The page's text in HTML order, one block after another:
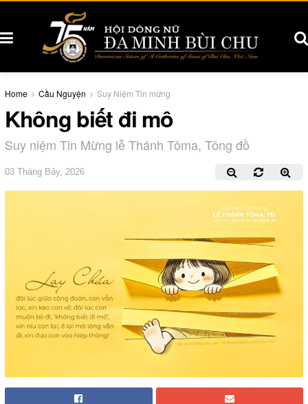
Home Cầu Nguyện Suy Niệm Tin mừng
Không biết đi mô
Suy niệm Tin Mừng lễ Thánh Tôma, Tông đồ
03 Tháng Bảy, 2026